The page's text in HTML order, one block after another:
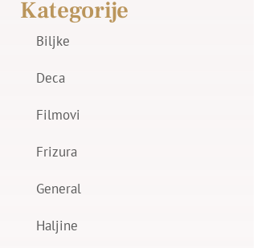
Kategorije
Biljke
Deca
Filmovi
Frizura
General
Haljine